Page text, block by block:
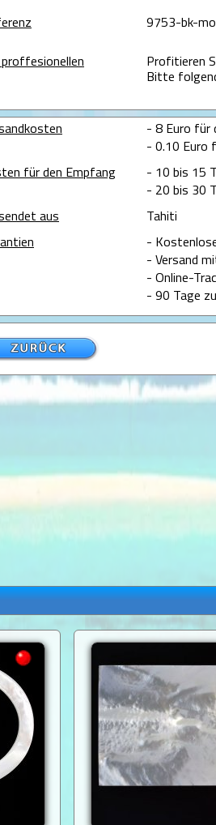
9753-bk-
Profitieren
Bitte
- 8 Euro für
- 0.10 Euro
für den Empfang
- 10 bis 15
- 20 bis 30
aus
Tahiti
-
- Versand
- Online-
- 90 Tage